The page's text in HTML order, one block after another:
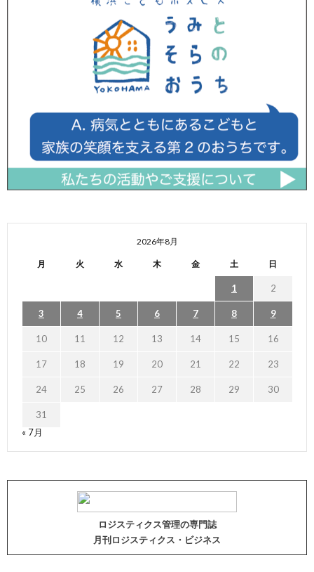
2026年8月
月 火 水 木 金 土 日
1 2
3 4 5 6 7 8 9
10 11 12 13 14 15 16
17 18 19 20 21 22 23
24 25 26 27 28 29 30
31
« 7月
ロジスティクス管理の専門誌
月刊ロジスティクス・ビジネス